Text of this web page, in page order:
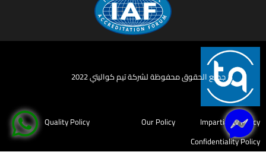
جميع الحقوق محفوظة لشركة تيم كواليتي 2022
Impartiality Policy
Our Policy
Quality Policy
Confidentiality Policy